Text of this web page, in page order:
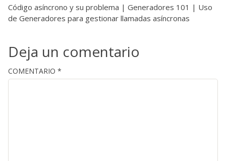
Código asíncrono y su problema | Generadores 101 | Uso
de Generadores para gestionar llamadas asíncronas
Deja un comentario
COMENTARIO *